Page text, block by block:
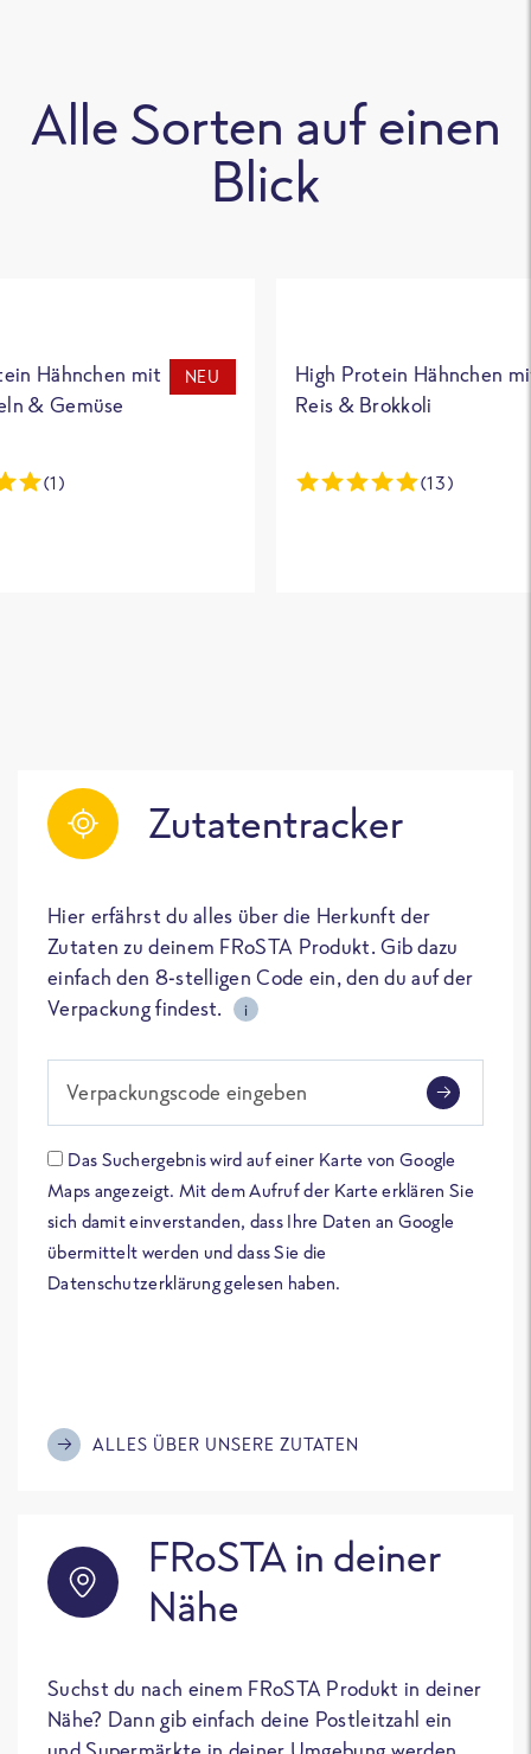
Alle Sorten auf einen
Blick
Hähnchen mit
& Gemüse
NEU
(1)
High Protein Hähnchen
Reis & Brokkoli
(13)
Zutatentracker
Hier erfährst du alles über die Herkunft der
Zutaten zu deinem FRoSTA Produkt. Gib dazu
einfach den 8-stelligen Code ein, den du auf der
Verpackung findest.
i
Verpackungscode eingeben
Das Suchergebnis wird auf einer Karte von Google
Maps angezeigt. Mit dem Aufruf der Karte erklären Sie
sich damit einverstanden, dass Ihre Daten an Google
übermittelt werden und dass Sie die
Datenschutzerklärung gelesen haben.
ALLES ÜBER UNSERE ZUTATEN
FRoSTA in deiner
Nähe
Suchst du nach einem FRoSTA Produkt in deiner
Nähe? Dann gib einfach deine Postleitzahl ein